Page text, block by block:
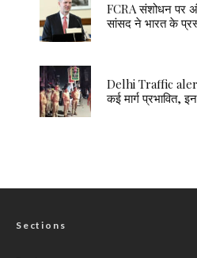
FCRA संशोधन पर
सांसद ने भारत के
Delhi Traffic
कई मार्ग प्रभावित,
Sections